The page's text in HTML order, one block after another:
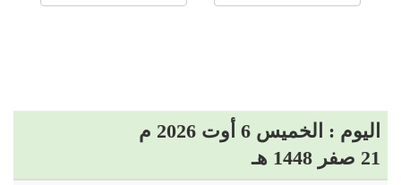
اليوم : الخميس 6 أوت 2026 م
21 صفر 1448 هـ